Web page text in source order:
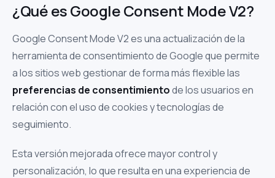
¿Qué es Google Consent Mode V2?
Google Consent Mode V2 es una actualización de la
herramienta de consentimiento de Google que permite
a los sitios web gestionar de forma más flexible las
preferencias de consentimientode los usuarios en
relación con el uso de cookies y tecnologías de
seguimiento.
Esta versión mejorada ofrece mayor control y
personalización, lo que resulta en una experiencia de